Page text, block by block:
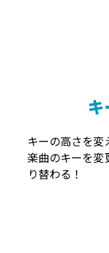
キーの高さを変
楽曲のキーを変
り替わる！